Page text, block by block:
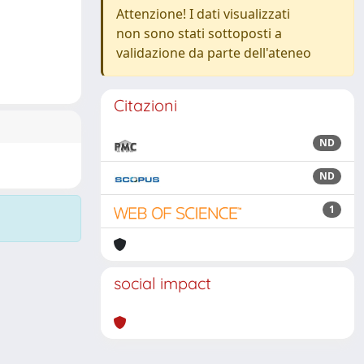
Attenzione! I dati visualizzati
non sono stati sottoposti a
validazione da parte dell'ateneo
Citazioni
ND
ND
1
social impact